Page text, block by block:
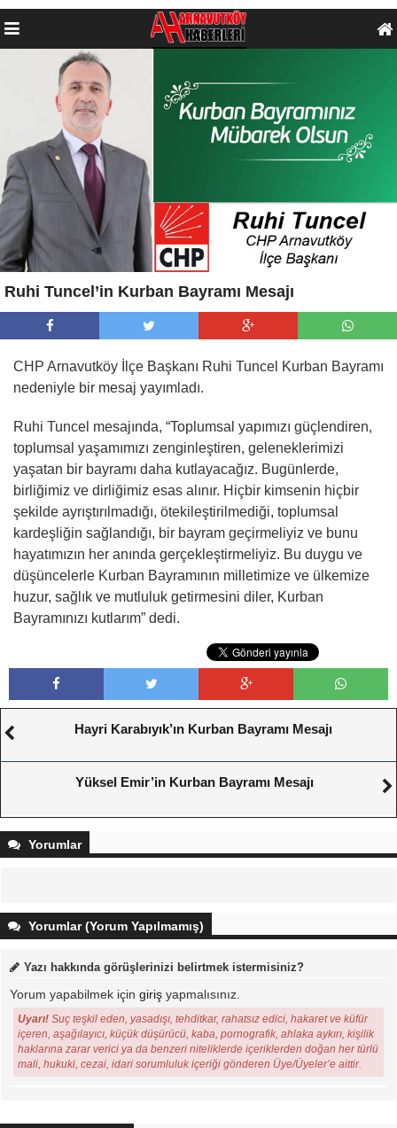
Ruhi Tuncel’in Kurban Bayramı Mesajı
CHP Arnavutköy İlçe Başkanı Ruhi Tuncel Kurban Bayramı
nedeniyle bir mesaj yayımladı.
Ruhi Tuncel mesajında, “Toplumsal yapımızı güçlendiren,
toplumsal yaşamımızı zenginleştiren, geleneklerimizi
yaşatan bir bayramı daha kutlayacağız. Bugünlerde,
birliğimiz ve dirliğimiz esas alınır. Hiçbir kimsenin hiçbir
şekilde ayrıştırılmadığı, ötekileştirilmediği, toplumsal
kardeşliğin sağlandığı, bir bayram geçirmeliyiz ve bunu
hayatımızın her anında gerçekleştirmeliyiz. Bu duygu ve
düşüncelerle Kurban Bayramının milletimize ve ülkemize
huzur, sağlık ve mutluluk getirmesini diler, Kurban
Bayramınızı kutlarım” dedi.
Hayri Karabıyık’ın Kurban Bayramı Mesajı
Yüksel Emir’in Kurban Bayramı Mesajı
Yorumlar
Yorumlar (Yorum Yapılmamış)
Yazı hakkında görüşlerinizi belirtmek istermisiniz?
Yorum yapabilmek için giriş yapmalısınız.
Uyarı! Suç teşkil eden, yasadışı, tehditkar, rahatsız edici, hakaret ve küfür
içeren, aşağılayıcı, küçük düşürücü, kaba, pornografik, ahlaka aykırı, kişilik
haklarına zarar verici ya da benzeri niteliklerde içeriklerden doğan her türlü
mali, hukuki, cezai, idari sorumluluk içeriği gönderen Üye/Üyeler’e aittir.